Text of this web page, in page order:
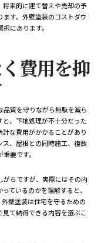
来的に建て替えや売却の予
す。外壁塗装のコストダウ
にあります。
費用を抑
質を守りながら無駄を減ら
、下地処理が不十分だった
な費用がかかることがあり
、屋根との同時施工、複数
要です。
ちですが、実際にはその内
ているのかを理解すると、
壁塗装は住宅を守るための
て納得できる内容を選ぶこ